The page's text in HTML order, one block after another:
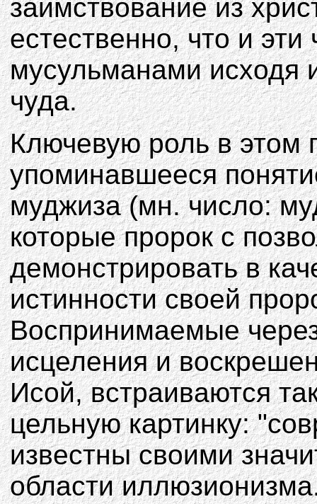
заимствование из
естественно, что и
мусульманами исходя
чуда.
Ключевую роль в этом
упоминавшееся
муджиза (мн. число:
которые пророк с
демонстрировать в
истинности своей
Воспринимаемые
исцеления и
Исой, встраиваются
цельную картинку:
известны своими
области